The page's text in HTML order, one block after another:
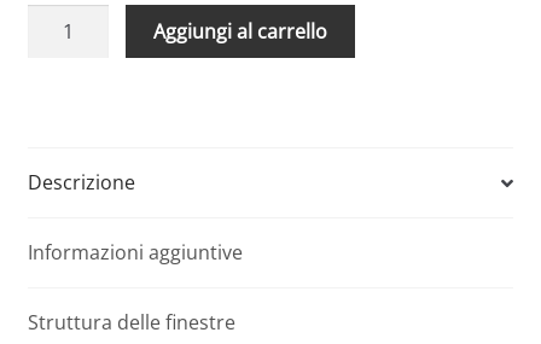
Finestra
apertura
vetrocamera
FTP-
U4
x
Aggiungi al carrello
Descrizione
Informazioni aggiuntive
Struttura delle finestre